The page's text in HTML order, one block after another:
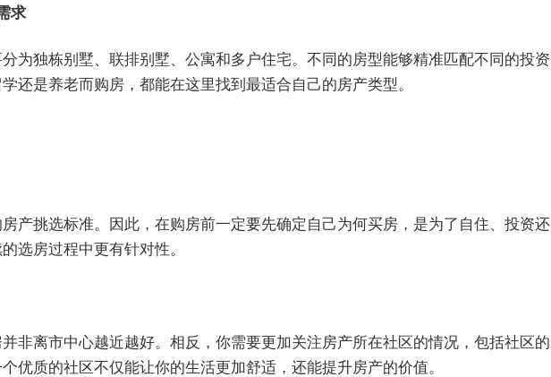
求
为独栋别墅、联排别墅、公寓和多户住宅。不同的房型能够精准匹配不同的投资
还是养老而购房，都能在这里找到最适合自己的房产类型。
产挑选标准。因此，在购房前一定要先确定自己为何买房，是为了自住、投资还
选房过程中更有针对性。
非离市中心越近越好。相反，你需要更加关注房产所在社区的情况，包括社区的
优质的社区不仅能让你的生活更加舒适，还能提升房产的价值。